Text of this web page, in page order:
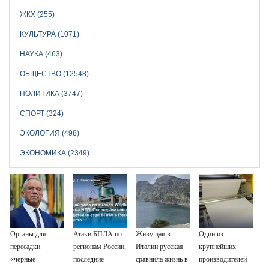
ЖКХ (255)
КУЛЬТУРА (1071)
НАУКА (463)
ОБЩЕСТВО (12548)
ПОЛИТИКА (3747)
СПОРТ (324)
ЭКОЛОГИЯ (498)
ЭКОНОМИКА (2349)
Органы для
пересадки
«черные
Атаки БПЛА по
регионам России,
последние
Живущая в
Италии русская
сравнила жизнь в
Один из
крупнейших
производителей